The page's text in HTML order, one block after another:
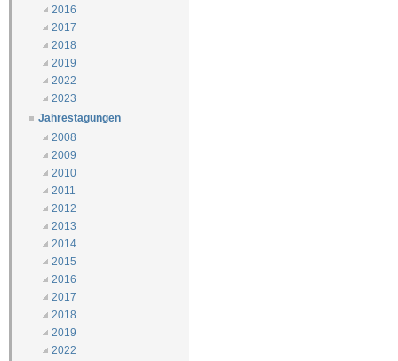
2016
2017
2018
2019
2022
2023
Jahrestagungen
2008
2009
2010
2011
2012
2013
2014
2015
2016
2017
2018
2019
2022